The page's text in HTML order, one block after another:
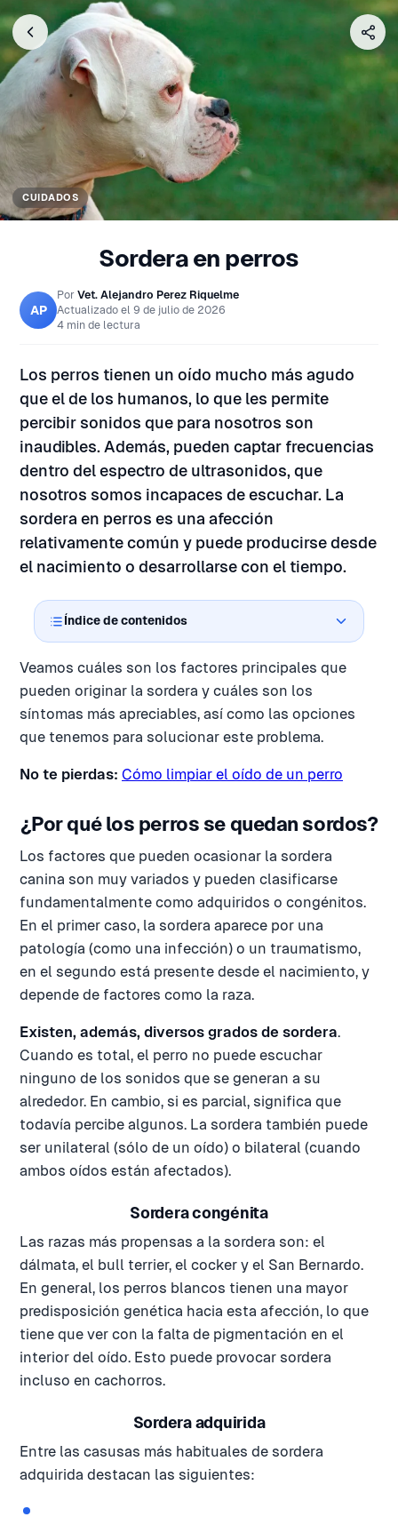
CUIDADOS
Sordera en perros
AP
Por Vet. Alejandro Perez Riquelme
Actualizado el 9 de julio de 2026
4 min de lectura
Los perros tienen un oído mucho más agudo
que el de los humanos, lo que les permite
percibir sonidos que para nosotros son
inaudibles. Además, pueden captar frecuencias
dentro del espectro de ultrasonidos, que
nosotros somos incapaces de escuchar. La
sordera en perros es una afección
relativamente común y puede producirse desde
el nacimiento o desarrollarse con el tiempo.
Índice de contenidos
Veamos cuáles son los factores principales que
pueden originar la sordera y cuáles son los
síntomas más apreciables, así como las opciones
que tenemos para solucionar este problema.
No te pierdas: Cómo limpiar el oído de un perro
¿Por qué los perros se quedan sordos?
Los factores que pueden ocasionar la sordera
canina son muy variados y pueden clasificarse
fundamentalmente como adquiridos o congénitos.
En el primer caso, la sordera aparece por una
patología (como una infección) o un traumatismo,
en el segundo está presente desde el nacimiento, y
depende de factores como la raza.
Existen, además, diversos grados de sordera.
Cuando es total, el perro no puede escuchar
ninguno de los sonidos que se generan a su
alrededor. En cambio, si es parcial, significa que
todavía percibe algunos. La sordera también puede
ser unilateral (sólo de un oído) o bilateral (cuando
ambos oídos están afectados).
Sordera congénita
Las razas más propensas a la sordera son: el
dálmata, el bull terrier, el cocker y el San Bernardo.
En general, los perros blancos tienen una mayor
predisposición genética hacia esta afección, lo que
tiene que ver con la falta de pigmentación en el
interior del oído. Esto puede provocar sordera
incluso en cachorros.
Sordera adquirida
Entre las casusas más habituales de sordera
adquirida destacan las siguientes: